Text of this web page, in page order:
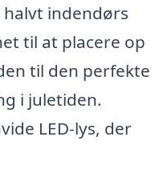
indendørs
til at placere op
til den perfekte
i juletiden.
LED-lys, der